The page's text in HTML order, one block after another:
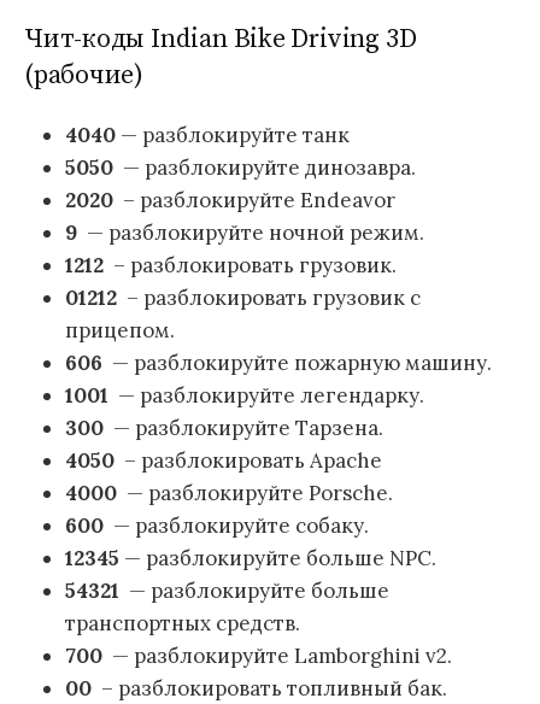
Чит-коды Indian Bike Driving 3D
(рабочие)
4040 — разблокируйте танк
5050 — разблокируйте динозавра.
2020 – разблокируйте Endeavor
9 — разблокируйте ночной режим.
1212 – разблокировать грузовик.
01212 – разблокировать грузовик с
прицепом.
606 — разблокируйте пожарную машину.
1001 — разблокируйте легендарку.
300 — разблокируйте Тарзена.
4050 – разблокировать Apache
4000 — разблокируйте Porsche.
600 — разблокируйте собаку.
12345 — разблокируйте больше NPC.
54321 — разблокируйте больше
транспортных средств.
700 — разблокируйте Lamborghini v2.
00 – разблокировать топливный бак.